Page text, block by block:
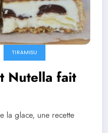
TIRAMISU
Nutella fait
la glace, une recette